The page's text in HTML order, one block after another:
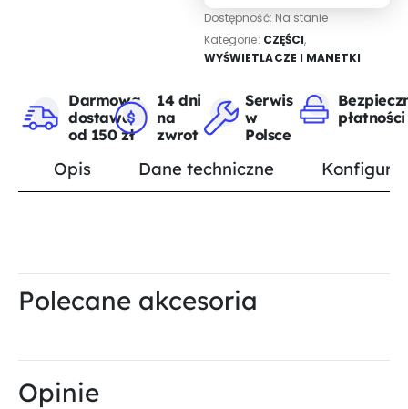
Dostępność: Na stanie
Kategorie: CZĘŚCI,
WYŚWIETLACZE I MANETKI
Darmowa
dostawa
od 150 zł
14 dni
na
zwrot
Serwis
w
Polsce
płatności
Opis Dane techniczne
Polecane akcesoria
Opinie